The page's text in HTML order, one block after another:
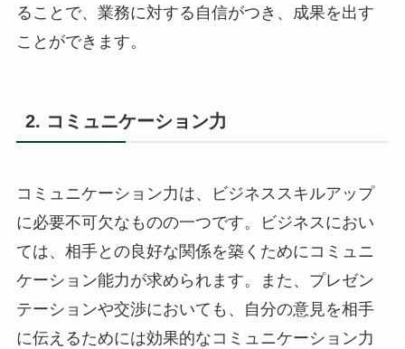
ることで、業務に対する自信がつき、成果を出す
ことができます。
2. コミュニケーション力
コミュニケーション力は、ビジネススキルアップ
に必要不可欠なものの一つです。ビジネスにおい
ては、相手との良好な関係を築くためにコミュニ
ケーション能力が求められます。また、プレゼン
テーションや交渉においても、自分の意見を相手
に伝えるためには効果的なコミュニケーション力